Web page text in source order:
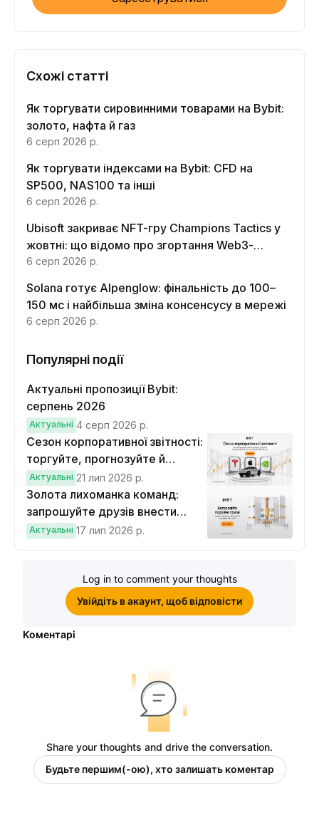
Схожі статті
Як торгувати сировинними товарами на Bybit:
золото, нафта й газ
6 серп 2026 р.
Як торгувати індексами на Bybit: CFD на
SP500, NAS100 та інші
6 серп 2026 р.
Ubisoft закриває NFT-гру Champions Tactics у
жовтні: що відомо про згортання Web3-
функцій
6 серп 2026 р.
Solana готує Alpenglow: фінальність до 100–
150 мс і найбільша зміна консенсусу в мережі
6 серп 2026 р.
Популярні події
Актуальні пропозиції Bybit:
серпень 2026
Актуальні 4 серп 2026 р.
Сезон корпоративної звітності:
торгуйте, прогнозуйте й
вигравайте Cybertruck
Актуальні 21 лип 2026 р.
Золота лихоманка команд:
запрошуйте друзів внести
депозит на $100 і торгувати на
Актуальні 17 лип 2026 р.
Log in to comment your thoughts
Увійдіть в акаунт, щоб відповісти
Коментарі
Share your thoughts and drive the conversation.
Будьте першим(-ою), хто залишать коментар